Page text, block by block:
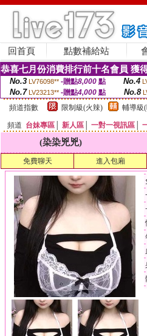
回首頁 點數補給站
恭喜七月份消費排行前十名會員 獲
No.3 LV76098** -贈點8,000點 No.4
No.7 LV23213** -贈點4,000 點 No.8
頻道指數
限制級(火辣) 輔導級
頻道 台妹專區 新人區 一對一視訊區
(染染兇兇)
免費聊天 進入包廂